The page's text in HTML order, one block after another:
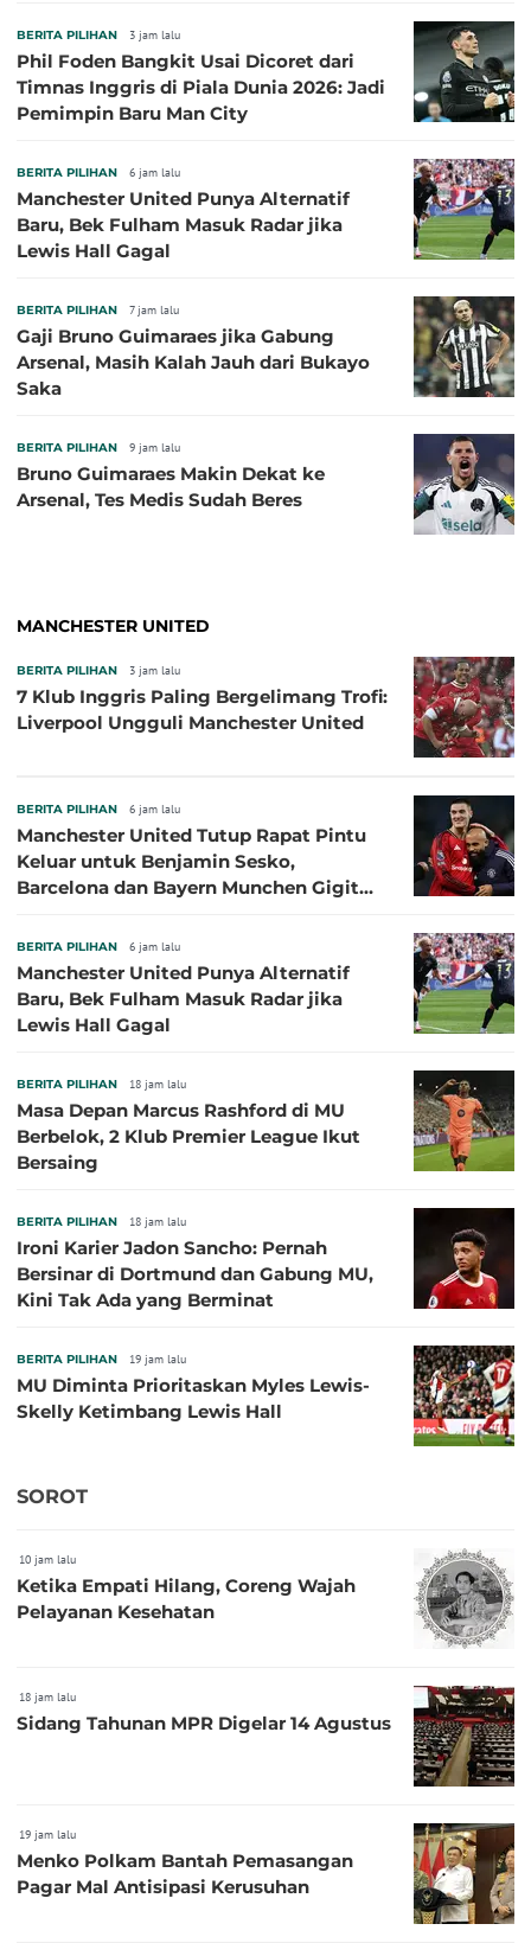
BERITA PILIHAN 3 jam lalu
Phil Foden Bangkit Usai Dicoret dari
Timnas Inggris di Piala Dunia 2026: Jadi
Pemimpin Baru Man City
BERITA PILIHAN 6 jam lalu
Manchester United Punya Alternatif
Baru, Bek Fulham Masuk Radar jika
Lewis Hall Gagal
BERITA PILIHAN 7 jam lalu
Gaji Bruno Guimaraes jika Gabung
Arsenal, Masih Kalah Jauh dari Bukayo
Saka
BERITA PILIHAN 9 jam lalu
Bruno Guimaraes Makin Dekat ke
Arsenal, Tes Medis Sudah Beres
MANCHESTER UNITED
BERITA PILIHAN 3 jam lalu
7 Klub Inggris Paling Bergelimang Trofi:
Liverpool Ungguli Manchester United
BERITA PILIHAN 6 jam lalu
Manchester United Tutup Rapat Pintu
Keluar untuk Benjamin Sesko,
Barcelona dan Bayern Munchen Gigit
BERITA PILIHAN 6 jam lalu
Manchester United Punya Alternatif
Baru, Bek Fulham Masuk Radar jika
Lewis Hall Gagal
BERITA PILIHAN 18 jam lalu
Masa Depan Marcus Rashford di MU
Berbelok, 2 Klub Premier League Ikut
Bersaing
BERITA PILIHAN 18 jam lalu
Ironi Karier Jadon Sancho: Pernah
Bersinar di Dortmund dan Gabung MU,
Kini Tak Ada yang Berminat
BERITA PILIHAN 19 jam lalu
MU Diminta Prioritaskan Myles Lewis-
Skelly Ketimbang Lewis Hall
SOROT
10 jam lalu
Ketika Empati Hilang, Coreng Wajah
Pelayanan Kesehatan
18 jam lalu
Sidang Tahunan MPR Digelar 14 Agustus
19 jam lalu
Menko Polkam Bantah Pemasangan
Pagar Mal Antisipasi Kerusuhan